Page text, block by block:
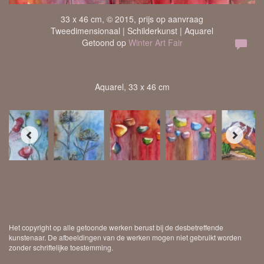
33 x 46 cm, © 2015, prijs op aanvraag
Tweedimensionaal | Schilderkunst | Aquarel
Getoond op Winter Art Fair
Aquarel, 33 x 46 cm
Het copyright op alle getoonde werken berust bij de desbetreffende
kunstenaar. De afbeeldingen van de werken mogen niet gebruikt worden
zonder schriftelijke toestemming.